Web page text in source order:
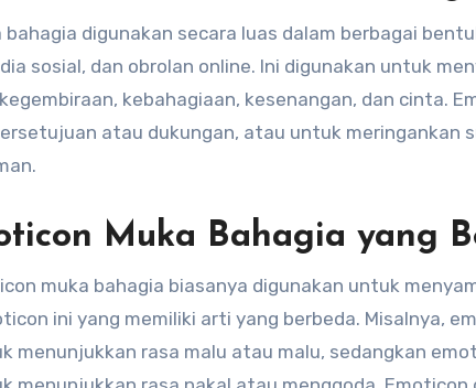
bahagia digunakan secara luas dalam berbagai
sosial, dan obrolan online. Ini digunakan untuk
kebahagiaan, kesenangan, dan cinta.
atau dukungan, atau untuk meringankan
Muka Bahagia yang
muka bahagia biasanya digunakan untuk
ini yang memiliki arti yang berbeda. Misalnya,
menunjukkan rasa malu atau malu, sedangkan